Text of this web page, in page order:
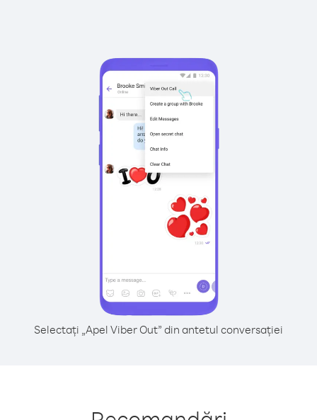
Selectați „Apel Viber Out” din antetul conversației